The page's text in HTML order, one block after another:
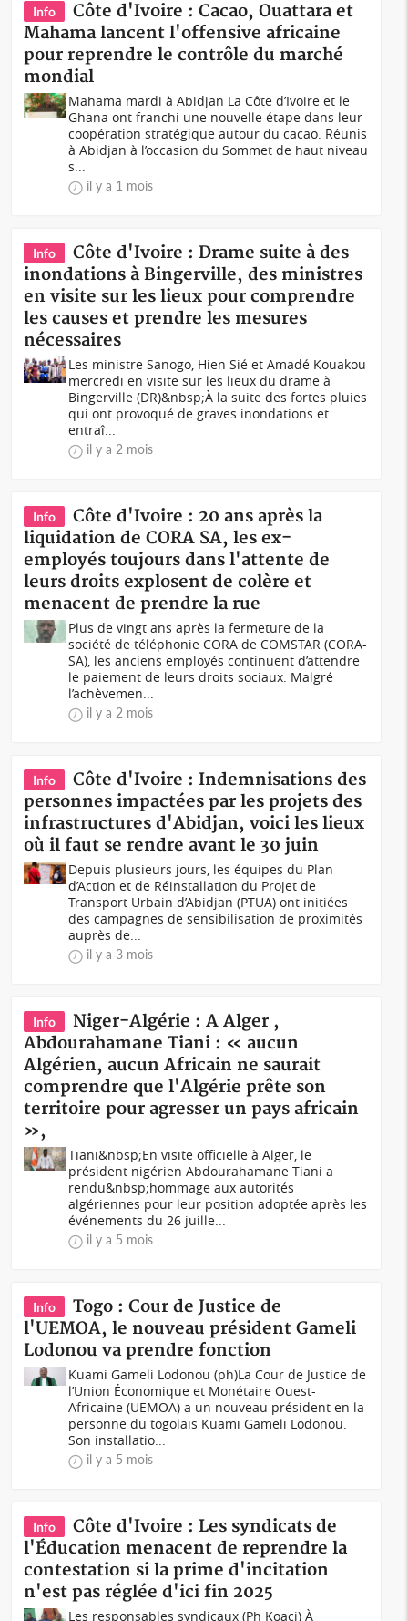
Info
Côte d'Ivoire : Cacao, Ouattara et
Mahama lancent l'offensive africaine
pour reprendre le contrôle du marché
mondial
Mahama mardi à Abidjan La Côte d’Ivoire et le
Ghana ont franchi une nouvelle étape dans leur
coopération stratégique autour du cacao. Réunis
à Abidjan à l’occasion du Sommet de haut niveau
s...
il y a 1 mois
Info
Côte d'Ivoire : Drame suite à des
inondations à Bingerville, des ministres
en visite sur les lieux pour comprendre
les causes et prendre les mesures
nécessaires
Les ministre Sanogo, Hien Sié et Amadé Kouakou
mercredi en visite sur les lieux du drame à
Bingerville (DR)&nbsp;À la suite des fortes pluies
qui ont provoqué de graves inondations et
entraî...
il y a 2 mois
Info
Côte d'Ivoire : 20 ans après la
liquidation de CORA SA, les ex-
employés toujours dans l'attente de
leurs droits explosent de colère et
menacent de prendre la rue
Plus de vingt ans après la fermeture de la
société de téléphonie CORA de COMSTAR (CORA-
SA), les anciens employés continuent d’attendre
le paiement de leurs droits sociaux. Malgré
l’achèvemen...
il y a 2 mois
Info
Côte d'Ivoire : Indemnisations des
personnes impactées par les projets des
infrastructures d'Abidjan, voici les lieux
où il faut se rendre avant le 30 juin
Depuis plusieurs jours, les équipes du Plan
d’Action et de Réinstallation du Projet de
Transport Urbain d’Abidjan (PTUA) ont initiées
des campagnes de sensibilisation de proximités
auprès de...
il y a 3 mois
Info
Niger-Algérie : A Alger ,
Abdourahamane Tiani : « aucun
Algérien, aucun Africain ne saurait
comprendre que l'Algérie prête son
territoire pour agresser un pays africain
»,
Tiani&nbsp;En visite officielle à Alger, le
président nigérien Abdourahamane Tiani a
rendu&nbsp;hommage aux autorités
algériennes pour leur position adoptée après les
événements du 26 juille...
il y a 5 mois
Info
Togo : Cour de Justice de
l'UEMOA, le nouveau président Gameli
Lodonou va prendre fonction
Kuami Gameli Lodonou (ph)La Cour de Justice de
l’Union Économique et Monétaire Ouest-
Africaine (UEMOA) a un nouveau président en la
personne du togolais Kuami Gameli Lodonou.
Son installatio...
il y a 5 mois
Info
Côte d'Ivoire : Les syndicats de
l'Éducation menacent de reprendre la
contestation si la prime d'incitation
n'est pas réglée d'ici fin 2025
Les responsables syndicaux (Ph Koaci) À